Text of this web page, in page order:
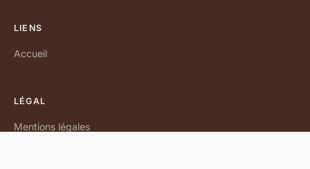
LIENS
Accueil
LÉGAL
Mentions légales